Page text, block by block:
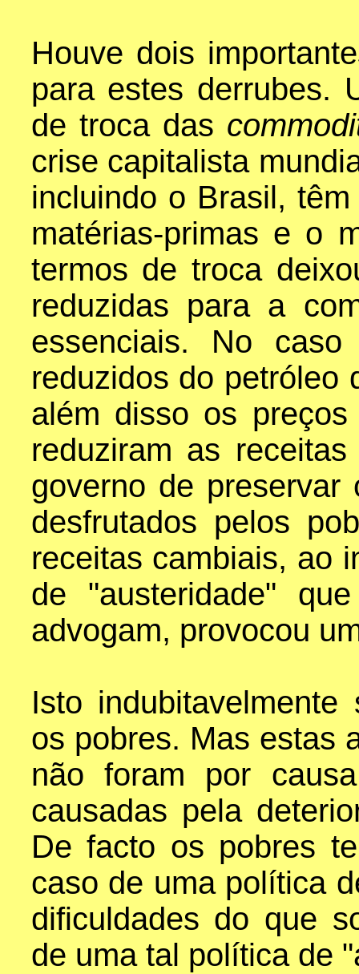
Houve dois
para estes derrubes.
de troca das
crise capitalista
incluindo o Brasil,
matérias-primas e o
termos de troca
reduzidas para a
essenciais. No
reduzidos do petróleo
além disso os
reduziram as
governo de preservar
desfrutados pelos
receitas cambiais, ao
de "austeridade"
advogam, provocou
Isto indubitavelmente
os pobres. Mas estas
não foram por
causadas pela
De facto os pobres
caso de uma política
dificuldades do que
de uma tal política de